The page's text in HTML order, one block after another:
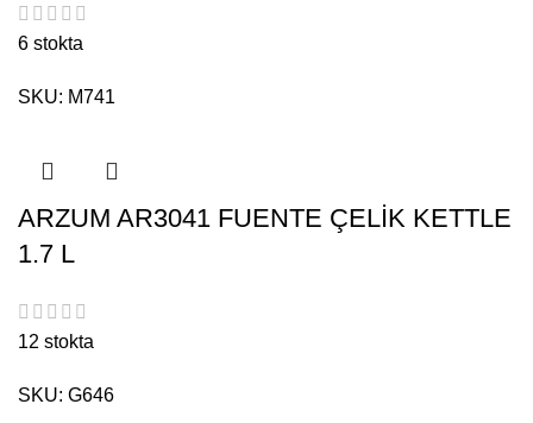
6 stokta
SKU: M741
ARZUM AR3041 FUENTE ÇELİK KETTLE
1.7 L
12 stokta
SKU: G646